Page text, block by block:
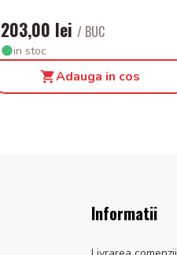
203,00 lei / BUC
in stoc
Adauga in cos
Informatii